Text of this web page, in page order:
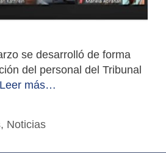
se desarrolló de forma
del personal del Tribunal
Leer más…
, Noticias